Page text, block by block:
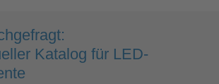
Katalog für LED-